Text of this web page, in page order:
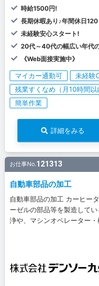
時給1500円!
長期休暇あり♪年間休日120
未経験安心スタート!
20代～40代の幅広い年代
《Web面接実施中》
マイカー通勤可 未経験
残業すくなめ（月10時間以
簡単作業
詳細をみる
お仕事No.121313
自動車部品の加工
自動車部品の加工 カーヒー
ーゼルの部品等を製造して
浄や、マシンオペレーター・